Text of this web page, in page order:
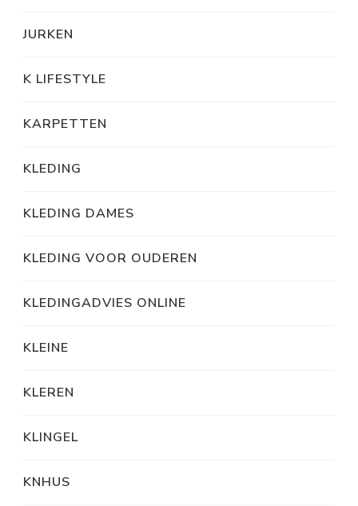
JURKEN
K LIFESTYLE
KARPETTEN
KLEDING
KLEDING DAMES
KLEDING VOOR OUDEREN
KLEDINGADVIES ONLINE
KLEINE
KLEREN
KLINGEL
KNHUS